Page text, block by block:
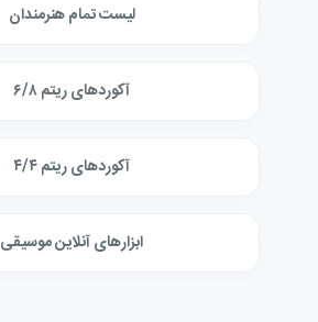
لیست تمام هنرمندان
آکوردهای ریتم ۶/۸
آکوردهای ریتم ۴/۴
ابزارهای آنلاین موسیقی